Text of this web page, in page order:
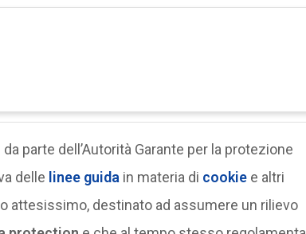
parte dell’Autorità Garante per la protezione
delle linee guida in materia di cookie e altri
attesissimo, destinato ad assumere un rilievo